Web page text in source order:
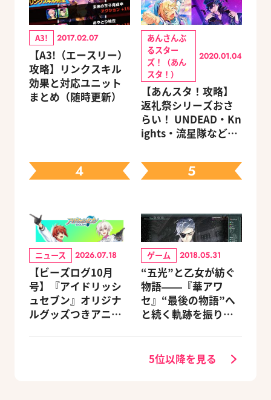
A3! 2017.02.07
【A3!（エースリー）
攻略】リンクスキル
効果と対応ユニット
まとめ（随時更新）
あんさんぶ
るスター
ズ！（あん
スタ！）
2020.01.04
【あんスタ！攻略】
返礼祭シリーズおさ
らい！ UNDEAD・Kn
ights・流星隊など、
ェック
4
ニュース 2026.07.18
【ビーズログ10月
号】『アイドリッシ
ュセブン』オリジナ
ルグッズつきアニメ
5
ゲーム 2018.05.31
“五光”と乙女が紡ぐ
物語――『華アワ
セ』“最後の物語”へ
と続く軌跡を振り返
5位以降を見る